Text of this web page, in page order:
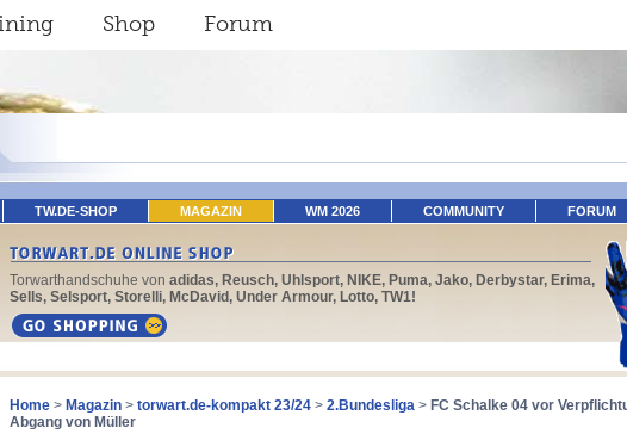
Shop Forum
TW.DE-SHOP MAGAZIN WM 2026 COMMUNITY FORUM
Torwarthandschuhe von adidas, Reusch, Uhlsport, NIKE, Puma, Jako, Derbystar, Erima,
Sells, Selsport, Storelli, McDavid, Under Armour, Lotto, TW1!
Home > Magazin > torwart.de-kompakt 23/24 > 2.Bundesliga > FC Schalke 04 vor
Abgang von Müller